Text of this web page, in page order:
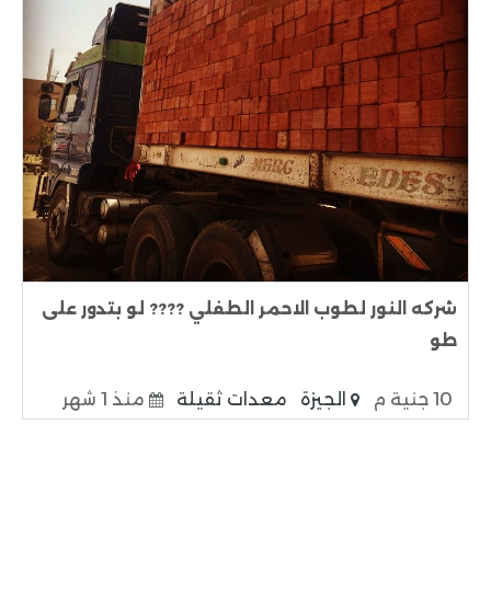
شركه النور لطوب الاحمر الطفلي ???? لو بتدور على
طو
10 جنية م الجيزة معدات ثقيلة منذ 1 شهر